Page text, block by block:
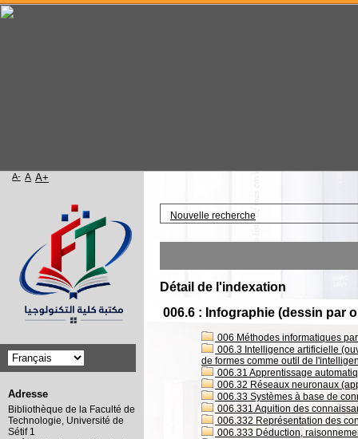
Nouvelle recherche
Détail de l'indexation
006.6 : Infographie (dessin par
006 Méthodes informatiques
006.3 Intelligence artificielle
de formes comme outil de
006.31 Apprentissage
006.32 Réseaux neuronaux
006.33 Systèmes à base de
006.331 Aquition des
006.332 Représentation des
006.333 Déduction,
Accueil
A- A A+
Adresse
Bibliothèque de la Faculté de
Technologie, Université de
Sétif 1